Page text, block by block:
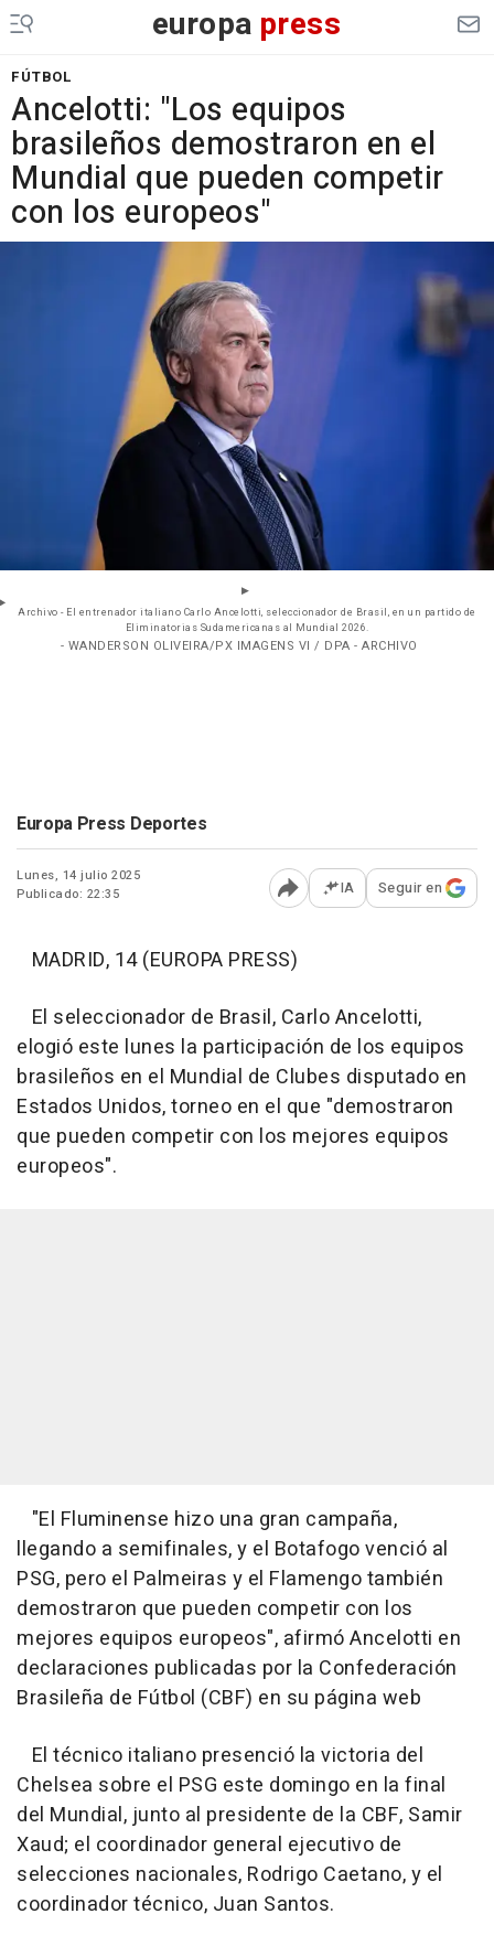
europa press
FÚTBOL
Ancelotti: "Los equipos
brasileños demostraron en el
Mundial que pueden competir
con los europeos"
Archivo - El entrenador italiano Carlo Ancelotti, seleccionador de Brasil, en un partido de
Eliminatorias Sudamericanas al Mundial 2026.
- WANDERSON OLIVEIRA/PX IMAGENS VI / DPA - ARCHIVO
Europa Press Deportes
Lunes, 14 julio 2025
Publicado: 22:35
Abrir opciones para
IA Seguir en
MADRID, 14 (EUROPA PRESS)
El seleccionador de Brasil, Carlo Ancelotti,
elogió este lunes la participación de los equipos
brasileños en el Mundial de Clubes disputado en
Estados Unidos, torneo en el que "demostraron
que pueden competir con los mejores equipos
europeos".
"El Fluminense hizo una gran campaña,
llegando a semifinales, y el Botafogo venció al
PSG, pero el Palmeiras y el Flamengo también
demostraron que pueden competir con los
mejores equipos europeos", afirmó Ancelotti en
declaraciones publicadas por la Confederación
Brasileña de Fútbol (CBF) en su página web
El técnico italiano presenció la victoria del
Chelsea sobre el PSG este domingo en la final
del Mundial, junto al presidente de la CBF, Samir
Xaud; el coordinador general ejecutivo de
selecciones nacionales, Rodrigo Caetano, y el
coordinador técnico, Juan Santos.